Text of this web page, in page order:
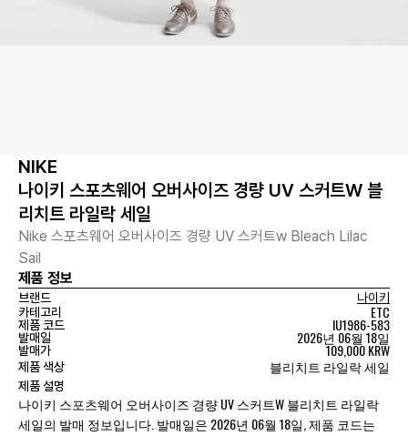
NIKE
나이키 스포츠웨어 오버사이즈 경량 UV 스커트W 블
리치트 라일락 세일
Nike 스포츠웨어 오버사이즈 경량 UV 스커트w Bleach Lilac
Sail
제품 정보
브랜드
나이키
카테고리
ETC
제품 코드 IU1986-583
발매일 2026년 06월 18일
발매가 109,000 KRW
제품 색상 블리치트 라일락 세일
제품 설명
나이키 스포츠웨어 오버사이즈 경량 UV 스커트W 블리치트 라일락
세일의 발매 정보입니다. 발매일은 2026년 06월 18일, 제품 코드는